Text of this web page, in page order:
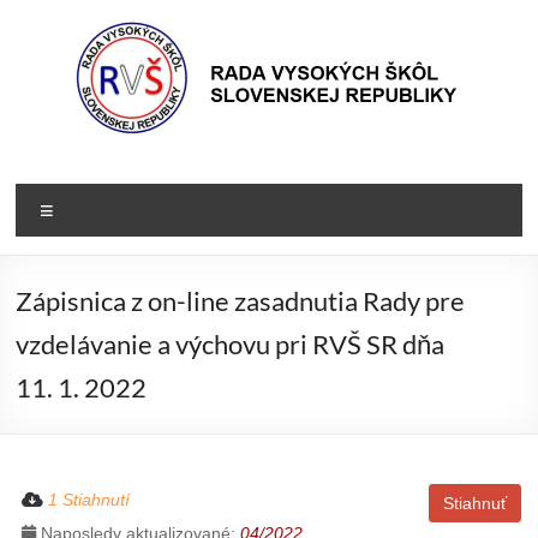
Rada
VŠ
škôl
Zápisnica z on-line zasadnutia Rady pre
vzdelávanie a výchovu pri RVŠ SR dňa
11. 1. 2022
Stiahnuť
1 Stiahnutí
Naposledy aktualizované:04/2022